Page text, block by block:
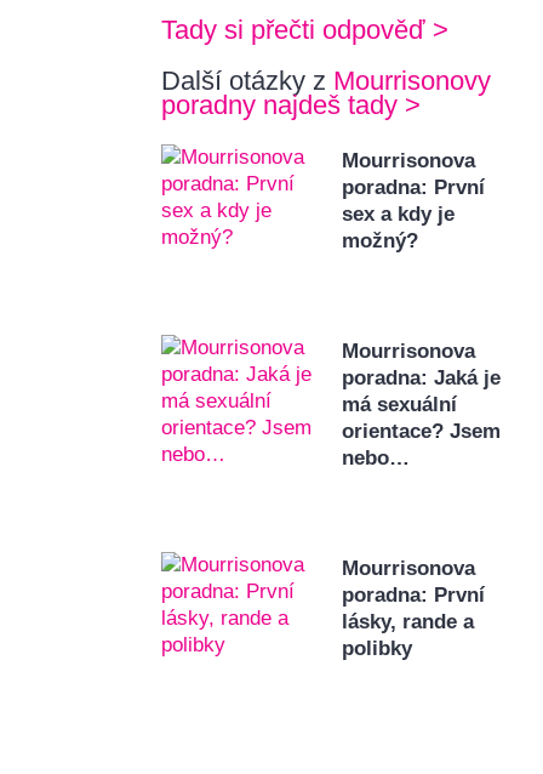
Tady si přečti odpověď >
Další otázky z Mourrisonovy
poradny najdeš tady >
Mourrisonova
poradna: První
sex a kdy je
možný?
Mourrisonova
poradna: Jaká je
má sexuální
orientace? Jsem
nebo…
Mourrisonova
poradna: První
lásky, rande a
polibky